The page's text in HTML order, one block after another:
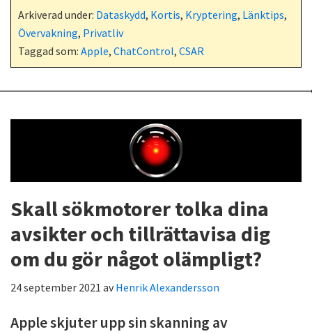
Arkiverad under: Dataskydd, Kortis, Kryptering, Länktips,
Övervakning, Privatliv
Taggad som: Apple, ChatControl, CSAR
Skall sökmotorer tolka dina
avsikter och tillrättavisa dig
om du gör något olämpligt?
24 september 2021 avHenrik Alexandersson
Apple skjuter upp sin skanning av